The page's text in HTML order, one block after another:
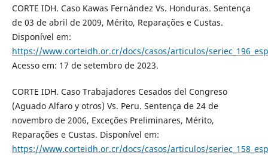
CORTE IDH. Caso Kawas Fernández Vs. Honduras. Sentença
de 03 de abril de 2009, Mérito, Reparações e Custas.
Disponível em:
https://www.corteidh.or.cr/docs/casos/articulos/
Acesso em: 17 de setembro de 2023.
CORTE IDH. Caso Trabajadores Cesados del Congreso
(Aguado Alfaro y otros) Vs. Peru. Sentença de 24 de
novembro de 2006, Exceções Preliminares, Mérito,
Reparações e Custas. Disponível em:
https://www.corteidh.or.cr/docs/casos/articulos/